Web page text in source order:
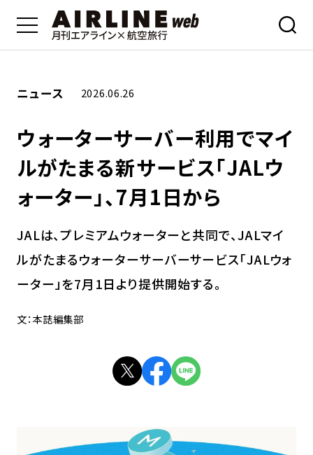
ニュース 2026.06.26
ウォーターサーバー利用でマイ
ルがたまる新サービス「JALウ
ォーター」、7月1日から
JALは、プレミアムウォーターと共同で、JALマイ
ルがたまるウォーターサーバーサービス「JALウォ
ーター」を7月1日より提供開始する。
文：本誌編集部